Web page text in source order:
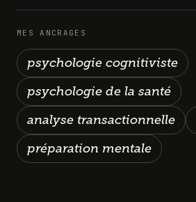
MES ANCRAGES
psychologie cognitiviste
psychologie de la santé
analyse transactionnelle
préparation mentale